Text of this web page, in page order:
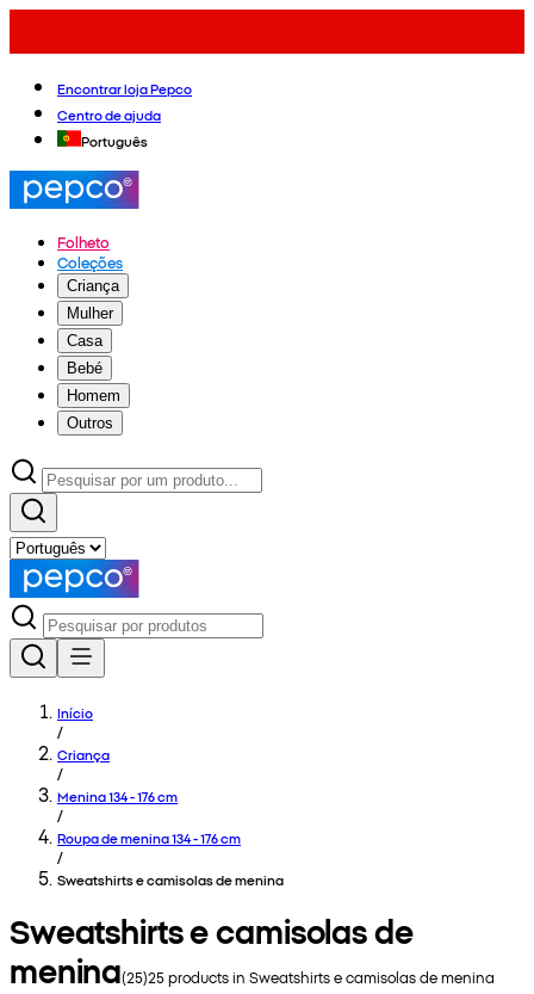
Encontrar loja Pepco
Centro de ajuda
Português
Folheto
Coleções
Criança
Mulher
Casa
Bebé
Homem
Outros
Início
/
Criança
/
Menina 134 - 176 cm
/
Roupa de menina 134 - 176 cm
/
Sweatshirts e camisolas de menina
Sweatshirts e camisolas de
menina(25)25products inSweatshirts e camisolas de menina